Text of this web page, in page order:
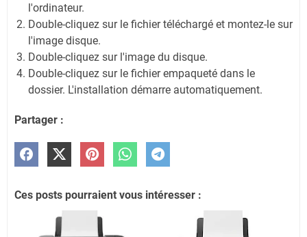
l'ordinateur.
Double-cliquez sur le fichier téléchargé et montez-le sur
l'image disque.
Double-cliquez sur l'image du disque.
Double-cliquez sur le fichier empaqueté dans le
dossier. L'installation démarre automatiquement.
Partager :
Ces posts pourraient vous intéresser :